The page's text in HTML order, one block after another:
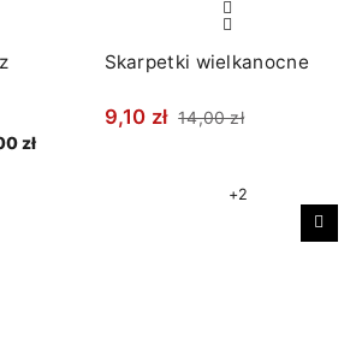
zł
Skarpetki wielkanocne
9,10 zł 14,00 zł
+2